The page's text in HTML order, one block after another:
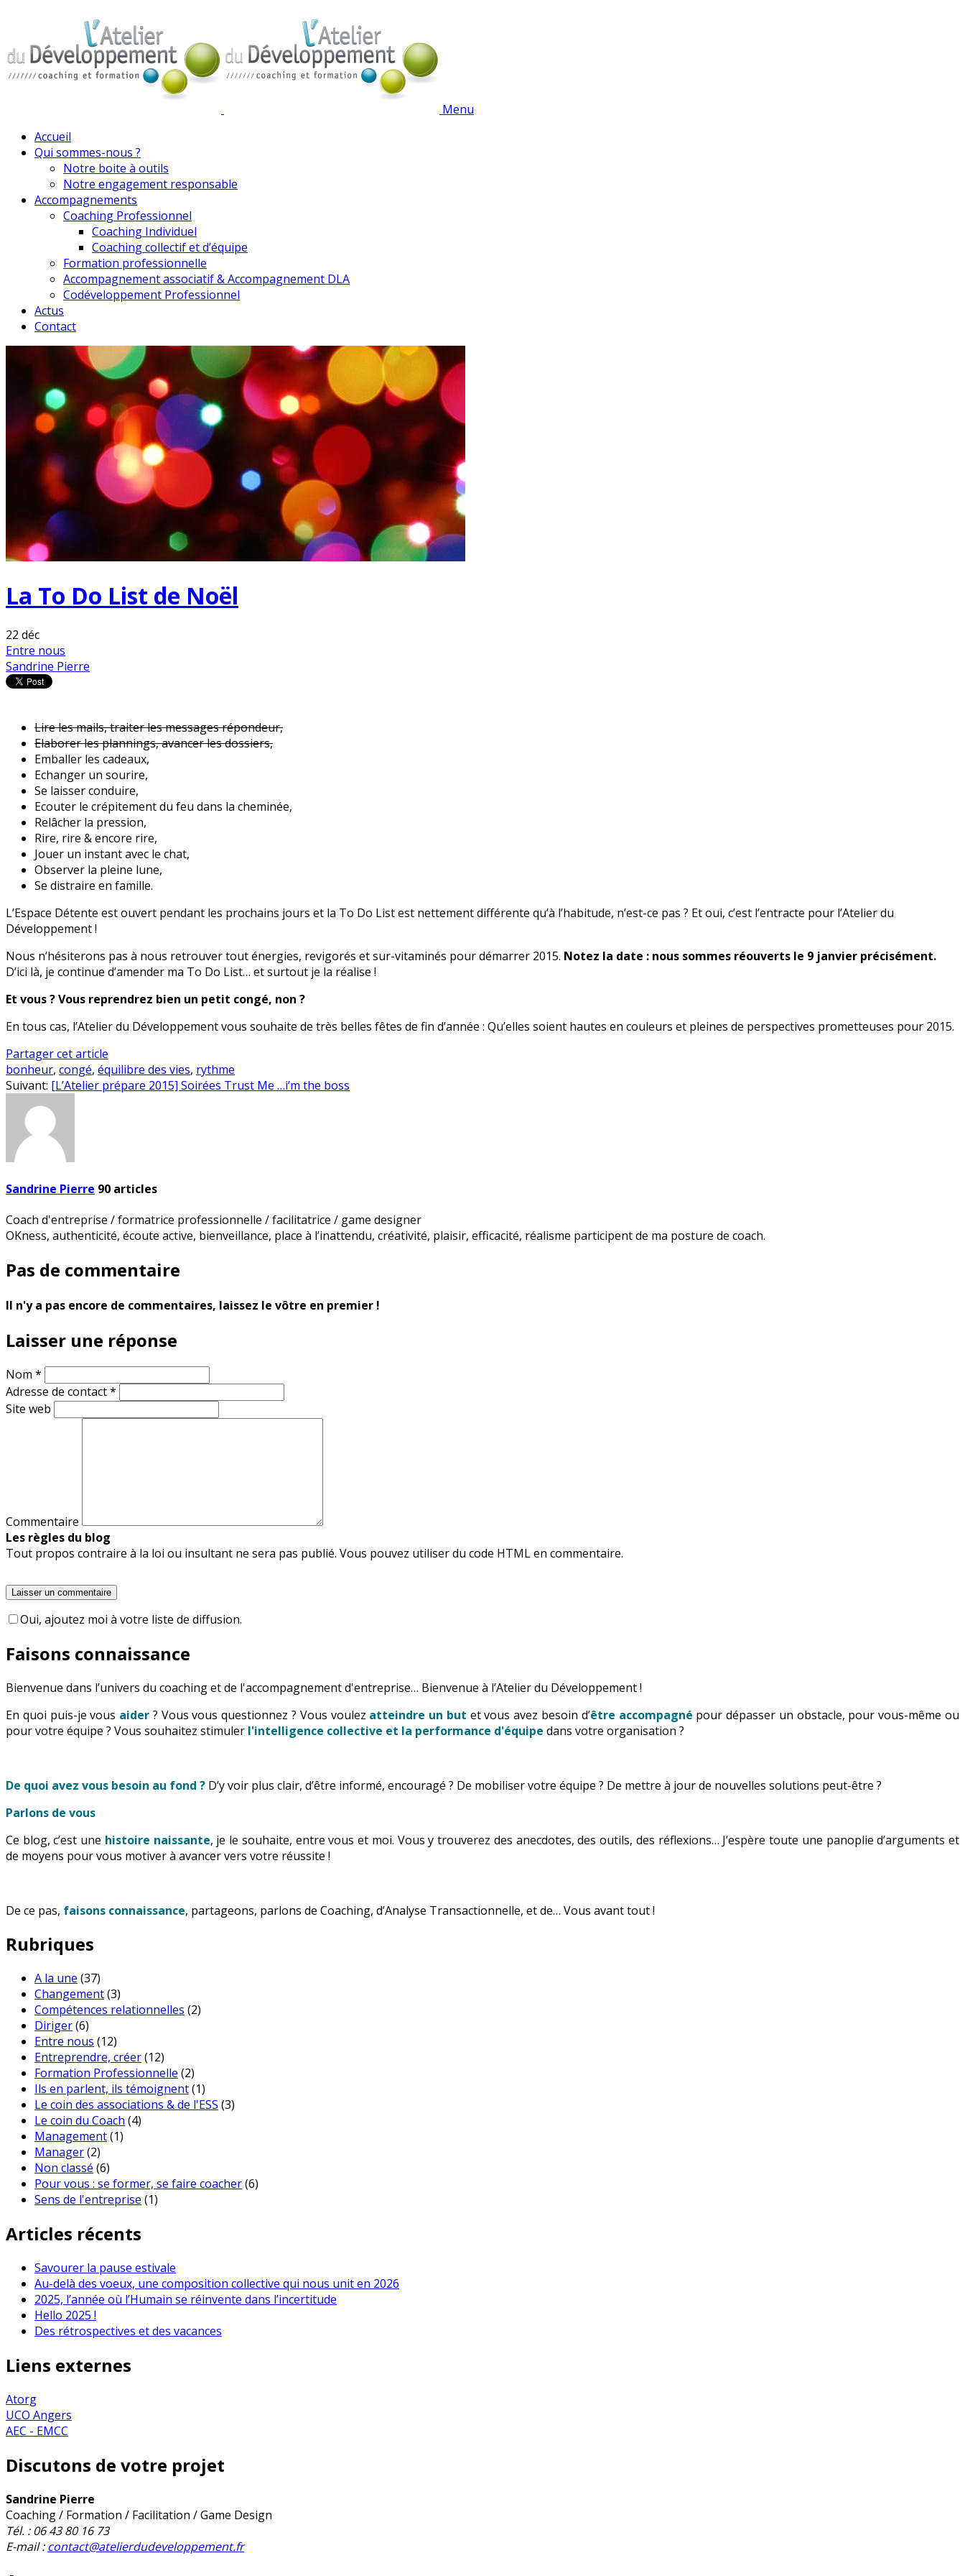
Menu
Accueil
Qui sommes-nous ?
Notre boite à outils
Notre engagement responsable
Accompagnements
Coaching Professionnel
Coaching Individuel
Coaching collectif et d’équipe
Formation professionnelle
Accompagnement associatif & Accompagnement DLA
Codéveloppement Professionnel
Actus
Contact
La To Do List de Noël
22 déc
Entre nous
Sandrine Pierre
Lire les mails, traiter les messages répondeur,
Elaborer les plannings, avancer les dossiers,
Emballer les cadeaux,
Echanger un sourire,
Se laisser conduire,
Ecouter le crépitement du feu dans la cheminée,
Relâcher la pression,
Rire, rire & encore rire,
Jouer un instant avec le chat,
Observer la pleine lune,
Se distraire en famille.
L’Espace Détente est ouvert pendant les prochains jours et la To Do List est nettement différente qu’à l’habitude, n’est-ce pas ? Et oui, c’est l’entracte pour l’Atelier du
Développement !
Nous n’hésiterons pas à nous retrouver tout énergies, revigorés et sur-vitaminés pour démarrer 2015. Notez la date : nous sommes réouverts le 9 janvier précisément.
D’ici là, je continue d’amender ma To Do List… et surtout je la réalise !
Et vous ? Vous reprendrez bien un petit congé, non ?
En tous cas, l’Atelier du Développement vous souhaite de très belles fêtes de fin d’année : Qu’elles soient hautes en couleurs et pleines de perspectives prometteuses pour 2015.
Partager cet article
bonheur, congé, équilibre des vies, rythme
Suivant: [L’Atelier prépare 2015] Soirées Trust Me …i’m the boss
Sandrine Pierre 90 articles
Coach d'entreprise / formatrice professionnelle / facilitatrice / game designer
OKness, authenticité, écoute active, bienveillance, place à l’inattendu, créativité, plaisir, efficacité, réalisme participent de ma posture de coach.
Pas de commentaire
Il n'y a pas encore de commentaires, laissez le vôtre en premier !
Laisser une réponse
Nom *
Adresse de contact*
Site web
Commentaire
Les règles du blog
Tout propos contraire à la loi ou insultant ne sera pas publié. Vous pouvez utiliser du code HTML en commentaire.
Oui, ajoutez moi à votre liste de diffusion.
Faisons connaissance
Bienvenue dans l’univers du coaching et de l'accompagnement d'entreprise… Bienvenue à l’Atelier du Développement !
En quoi puis-je vous aider ? Vous vous questionnez ? Vous voulez atteindre un but et vous avez besoin d’être accompagné pour dépasser un obstacle, pour vous-même ou
pour votre équipe ? Vous souhaitez stimuler l'intelligence collective et la performance d'équipe dans votre organisation ?
De quoi avez vous besoin au fond ? D’y voir plus clair, d’être informé, encouragé ? De mobiliser votre équipe ? De mettre à jour de nouvelles solutions peut-être ?
Parlons de vous
Ce blog, c’est une histoire naissante, je le souhaite, entre vous et moi. Vous y trouverez des anecdotes, des outils, des réflexions… J’espère toute une panoplie d’arguments et
de moyens pour vous motiver à avancer vers votre réussite !
De ce pas, faisons connaissance, partageons, parlons de Coaching, d’Analyse Transactionnelle, et de… Vous avant tout !
Rubriques
A la une (37)
Changement(3)
Compétences relationnelles (2)
Diriger(6)
Entre nous (12)
Entreprendre, créer(12)
Formation Professionnelle (2)
Ils en parlent, ils témoignent(1)
Le coin des associations & de l'ESS (3)
Le coin du Coach (4)
Management(1)
Manager(2)
Non classé (6)
Pour vous : se former, se faire coacher(6)
Sens de l'entreprise (1)
Articles récents
Savourer la pause estivale
Au-delà des voeux, une composition collective qui nous unit en 2026
2025, l’année où l’Humain se réinvente dans l’incertitude
Hello 2025 !
Des rétrospectives et des vacances
Liens externes
Atorg
UCO Angers
AEC - EMCC
Discutons de votre projet
Sandrine Pierre
Coaching / Formation / Facilitation / Game Design
Tél. : 06 43 80 16 73
E-mail :contact@atelierdudeveloppement.fr